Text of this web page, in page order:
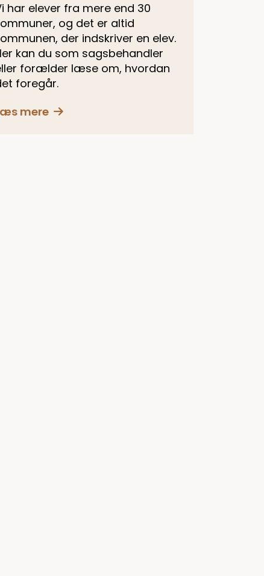
har elever fra mere end 30
og det er altid
der indskriver en elev.
kan du som sagsbehandler
forælder læse om, hvordan
foregår.
mere